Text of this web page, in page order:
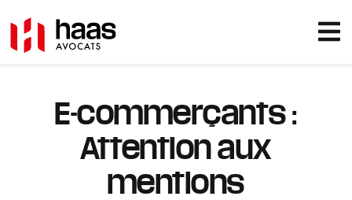
E-commerçants :
Attention aux
mentions